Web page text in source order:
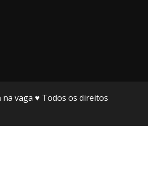
na vaga ♥️ Todos os direitos